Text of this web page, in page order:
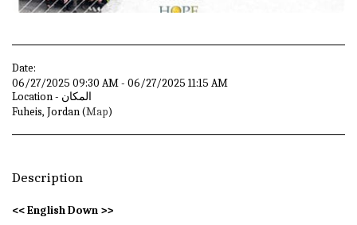
Date:
06/27/2025 09:30 AM - 06/27/2025 11:15 AM
Location - المكان
Fuheis, Jordan (Map)
Description
<< English Down >>